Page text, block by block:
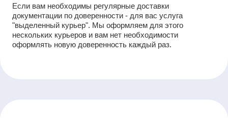
Если вам необходимы регулярные доставки
документации по доверенности - для вас услуга
"выделенный курьер". Мы оформляем для этого
нескольких курьеров и вам нет необходимости
оформлять новую доверенность каждый раз.